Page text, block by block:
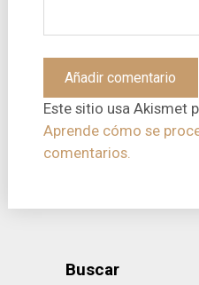
Este sitio usa Akismet
Aprende cómo se
comentarios.
Buscar